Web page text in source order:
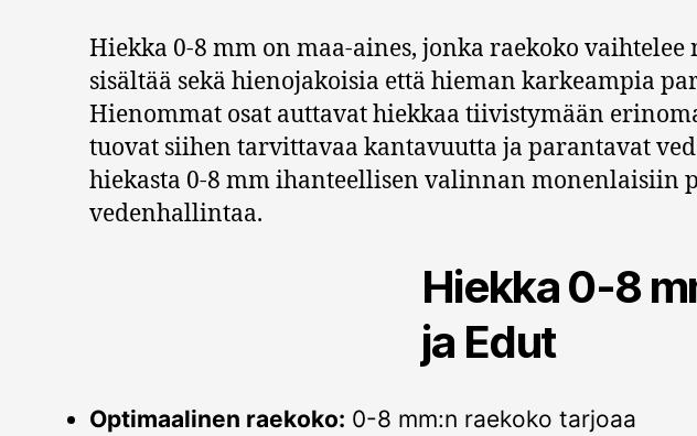
Hiekka 0-8 mm on maa-aines, jonka raekoko
sisältää sekä hienojakoisia että hieman karkeampia
Hienommat osat auttavat hiekkaa tiivistymään
tuovat siihen tarvittavaa kantavuutta ja parantavat
hiekasta 0-8 mm ihanteellisen valinnan monenlaisiin
vedenhallintaa.
Hiekka 0-8
ja Edut
Optimaalinen raekoko: 0-8 mm:n raekoko tarjoaa